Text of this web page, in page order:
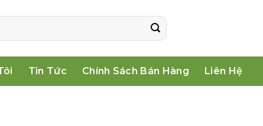
Tin Tức Chính Sách Bán Hàng Liên Hệ